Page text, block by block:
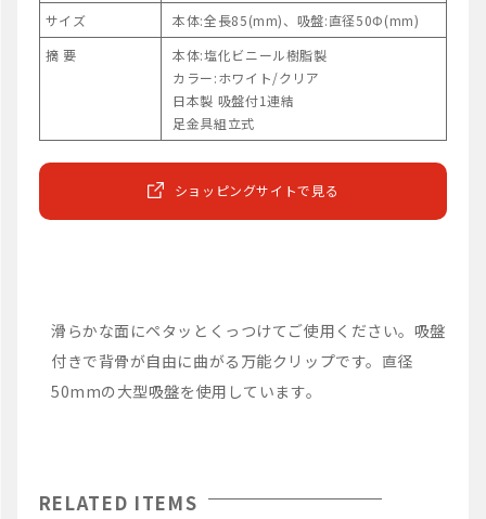
サイズ
本体:全長85(mm)、吸盤:直径50Φ(mm)
摘 要
本体:塩化ビニール樹脂製
カラー:ホワイト/クリア
日本製 吸盤付1連結
足金具組立式
ショッピングサイトで見る
滑らかな面にペタッとくっつけてご使用ください。吸盤
付きで背骨が自由に曲がる万能クリップです。直径
50mmの大型吸盤を使用しています。
RELATED ITEMS